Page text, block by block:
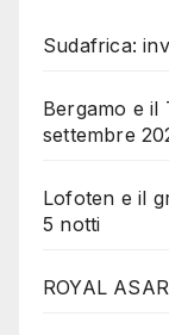
Sudafrica:
Bergamo e il
settembre
Lofoten e il
5 notti
ROYAL